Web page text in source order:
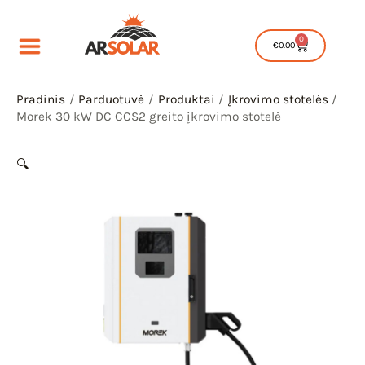
turinio
€0.00
0
Cart
Pradinis Parduotuvė Produktai
Įkrovimo stotelės
Morek 30 kW DC CCS2 greito įkrovimo stotelė
🔍
Morek
kW
DC
greito
kW
greito